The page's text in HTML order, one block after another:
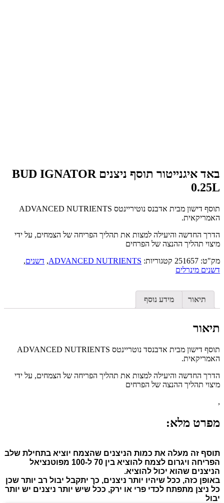
באד איגנייטור תוסף ניצנים BUD IGNATOR
0.25L
תוסף דישון מבית אדבנס נוטיריינטס ADVANCED NUTRIENTS
האמריקאית.
הדרך החדשה והיעילה למצות את תהליך הפריחה של הצמחים, על ידי
מיצוי תהליך ההנצה של הפרחים
מק"ט: 251657 קטגוריות: ADVANCED NUTRIENTS
, דשנים,
דשנים מינרלים
תיאור מידע נוסף
תיאור
תוסף דישון מבית אדבנסד נוטריינטס ADVANCED NUTRIENTS
האמריקאית.
הדרך החדשה והיעילה למצות את תהליך הפריחה של הצמחים, על ידי
מיצוי תהליך ההנצה של הפרחים
,
מפרט מלא:
תוסף זה מעלה את כמות הניצנים שהצמח יוציא בתחילת שלב
הפריחה ויגרום לצמח להוציא בין 70 ל-100 מפוטנציאל
הניצנים שהוא יכול להוציא.
באופן כזה, ככל שיהיו יותר ניצנים, כך יתקבל יבול רב יותר שכן
כל ניצן מתפתח לכדי פרי או ירק, ככל שיש יותר ניצנים יש יותר
יבול